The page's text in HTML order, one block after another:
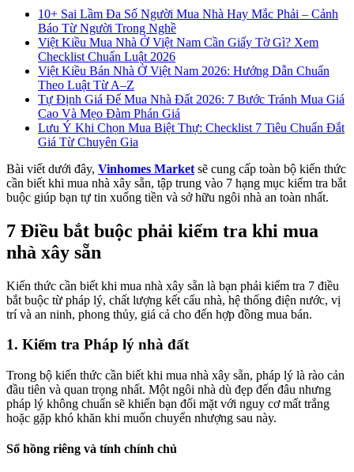
10+ Sai Lầm Đa Số Người Mua Nhà Hay Mắc Phải – Cảnh
Báo Từ Người Trong Nghề
Việt Kiều Mua Nhà Ở Việt Nam Cần Giấy Tờ Gì? Xem
Checklist Chuẩn Luật 2026
Việt Kiều Bán Nhà Ở Việt Nam 2026: Hướng Dẫn Chuẩn
Theo Luật Từ A–Z
Tự Định Giá Để Mua Nhà Đất 2026: 7 Bước Tránh Mua Giá
Cao Và Mẹo Đàm Phán Giá
Lưu Ý Khi Chọn Mua Biệt Thự: Checklist 7 Tiêu Chuẩn Đắt
Giá Từ Chuyên Gia
Bài viết dưới đây, Vinhomes Market sẽ cung cấp toàn bộ kiến thức
cần biết khi mua nhà xây sẵn, tập trung vào 7 hạng mục kiểm tra bắt
buộc giúp bạn tự tin xuống tiền và sở hữu ngôi nhà an toàn nhất.
7 Điều bắt buộc phải kiểm tra khi mua
nhà xây sẵn
Kiến thức cần biết khi mua nhà xây sẵn là bạn phải kiểm tra 7 điều
bắt buộc từ pháp lý, chất lượng kết cấu nhà, hệ thống điện nước, vị
trí và an ninh, phong thủy, giá cả cho đến hợp đồng mua bán.
1. Kiểm tra Pháp lý nhà đất
Trong bộ kiến thức cần biết khi mua nhà xây sẵn, pháp lý là rào cản
đầu tiên và quan trọng nhất. Một ngôi nhà dù đẹp đến đâu nhưng
pháp lý không chuẩn sẽ khiến bạn đối mặt với nguy cơ mất trắng
hoặc gặp khó khăn khi muốn chuyển nhượng sau này.
Sổ hồng riêng và tính chính chủ